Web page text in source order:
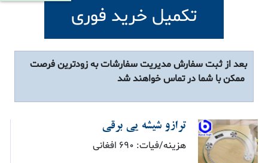
تکمیل خرید فوری
بعد از ثبت سفارش مدیریت سفارشات به زودترین فرصت
ممکن با شما در تماس خواهند شد
ترازو شیشه یی برقی
هزینه/فیات: 690 افغانی